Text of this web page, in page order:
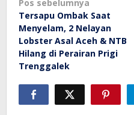
pos
Pos sebelumnya
Tersapu Ombak Saat
Menyelam, 2 Nelayan
Lobster Asal Aceh & NTB
Hilang di Perairan Prigi
Trenggalek